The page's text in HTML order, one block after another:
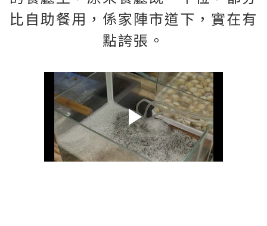
比自助餐用，係家陣市道下，實在有
點誇張。